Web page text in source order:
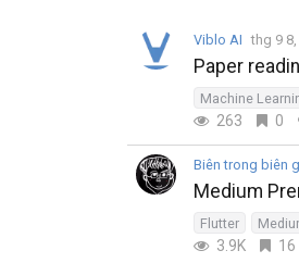
Viblo AI thg 9 8,
Paper
Machine
263 0
Biên trong biên
Medium
Flutter
3.9K 16